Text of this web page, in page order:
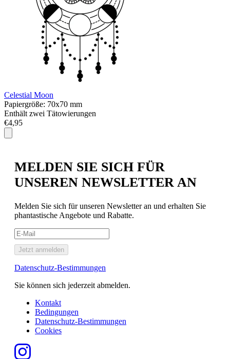
Celestial Moon
Papiergröße: 70x70 mm
Enthält zwei Tätowierungen
€4,95
MELDEN SIE SICH FÜR
UNSEREN NEWSLETTER AN
Melden Sie sich für unseren Newsletter an und erhalten Sie
phantastische Angebote und Rabatte.
Jetzt anmelden
Datenschutz-Bestimmungen
Sie können sich jederzeit abmelden.
Kontakt
Bedingungen
Datenschutz-Bestimmungen
Cookies